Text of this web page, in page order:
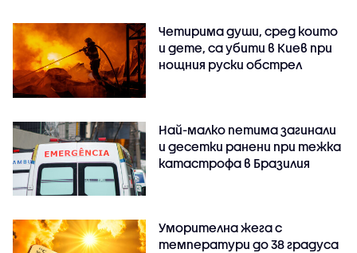
Четирима души, сред които
и дете, са убити в Киев при
нощния руски обстрел
Най-малко петима загинали
и десетки ранени при тежка
катастрофа в Бразилия
Уморителна жега с
температури до 38 градуса